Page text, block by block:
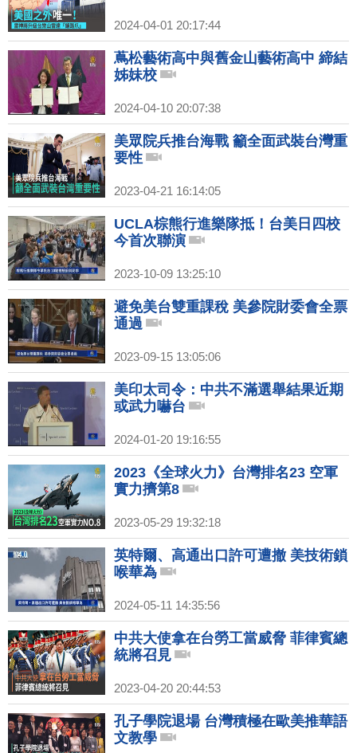
2024-04-01 20:17:44
蔦松藝術高中與舊金山藝術高中 締結
姊妹校
2024-04-10 20:07:38
美眾院兵推台海戰 籲全面武裝台灣重
要性
2023-04-21 16:14:05
UCLA棕熊行進樂隊抵！台美日四校
今首次聯演
2023-10-09 13:25:10
避免美台雙重課稅 美參院財委會全票
通過
2023-09-15 13:05:06
美印太司令：中共不滿選舉結果近期
或武力嚇台
2024-01-20 19:16:55
2023《全球火力》台灣排名23 空軍
實力擠第8
2023-05-29 19:32:18
英特爾、高通出口許可遭撤 美技術鎖
喉華為
2024-05-11 14:35:56
中共大使拿在台勞工當威脅 菲律賓總
統將召見
2023-04-20 20:44:53
孔子學院退場 台灣積極在歐美推華語
文教學